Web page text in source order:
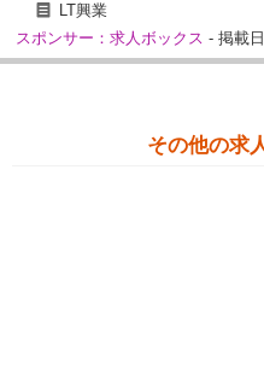
LT興業
スポンサー：求人ボックス - 掲載
その他の求